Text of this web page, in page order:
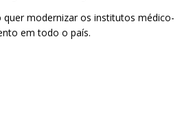
modernizar os institutos médico-
em todo o país.